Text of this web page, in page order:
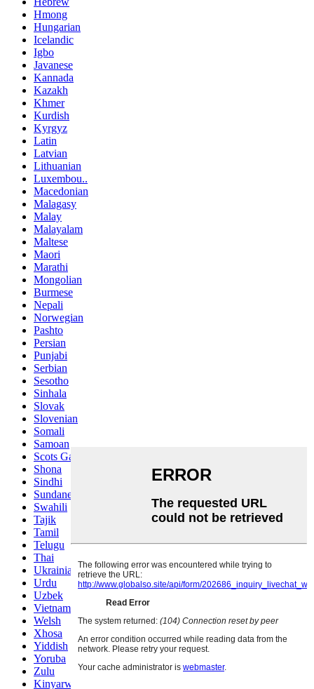
Hmong
Hungarian
Icelandic
Igbo
Javanese
Kannada
Kazakh
Khmer
Kurdish
Kyrgyz
Latin
Latvian
Lithuanian
Luxembou..
Macedonian
Malagasy
Malay
Malayalam
Maltese
Maori
Marathi
Mongolian
Burmese
Nepali
Norwegian
Pashto
Persian
Punjabi
Serbian
Sesotho
Sinhala
Slovak
Slovenian
Somali
Samoan
Scots Gaelic
Shona
Sindhi
Sundanese
Swahili
Tajik
Tamil
Telugu
Thai
Ukrainian
Urdu
Uzbek
Vietnamese
Welsh
Xhosa
Yiddish
Yoruba
Zulu
Kinyarwanda